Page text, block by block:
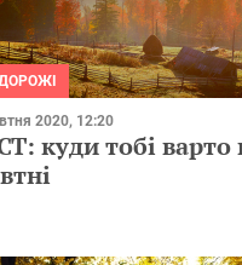
2020, 12:20
куди тобі варто